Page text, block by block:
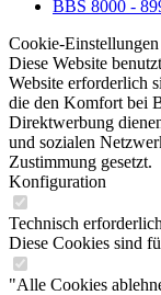
BBS 8000 -
Cookie-Einstellungen
Diese Website
Website erforderlich
die den Komfort bei
Direktwerbung
und sozialen
Zustimmung gesetzt.
Konfiguration
Technisch erforderlich
Diese Cookies sind
"Alle Cookies